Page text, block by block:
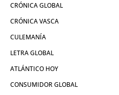
CRÓNICA GLOBAL
CRÓNICA VASCA
CULEMANÍA
LETRA GLOBAL
ATLÁNTICO HOY
CONSUMIDOR GLOBAL